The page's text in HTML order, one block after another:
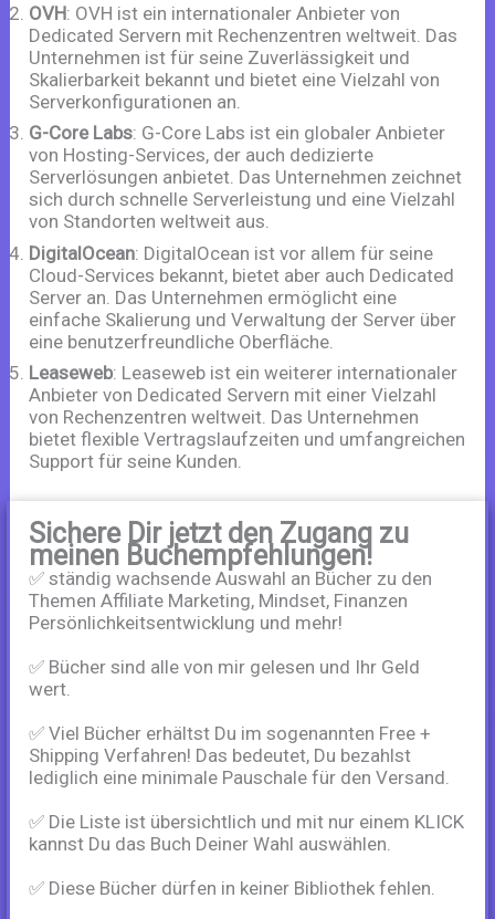
OVH: OVH ist ein internationaler Anbieter von
Dedicated Servern mit Rechenzentren weltweit. Das
Unternehmen ist für seine Zuverlässigkeit und
Skalierbarkeit bekannt und bietet eine Vielzahl von
Serverkonfigurationen an.
G-Core Labs: G-Core Labs ist ein globaler Anbieter
von Hosting-Services, der auch dedizierte
Serverlösungen anbietet. Das Unternehmen zeichnet
sich durch schnelle Serverleistung und eine Vielzahl
von Standorten weltweit aus.
DigitalOcean: DigitalOcean ist vor allem für seine
Cloud-Services bekannt, bietet aber auch Dedicated
Server an. Das Unternehmen ermöglicht eine
einfache Skalierung und Verwaltung der Server über
eine benutzerfreundliche Oberfläche.
Leaseweb: Leaseweb ist ein weiterer internationaler
Anbieter von Dedicated Servern mit einer Vielzahl
von Rechenzentren weltweit. Das Unternehmen
bietet flexible Vertragslaufzeiten und umfangreichen
Support für seine Kunden.
Sichere Dir jetzt den Zugang zu
meinen Buchempfehlungen!
✅ ständig wachsende Auswahl an Bücher zu den
Themen Affiliate Marketing, Mindset, Finanzen
Persönlichkeitsentwicklung und mehr!
✅ Bücher sind alle von mir gelesen und Ihr Geld
wert.
✅ Viel Bücher erhältst Du im sogenannten Free +
Shipping Verfahren! Das bedeutet, Du bezahlst
lediglich eine minimale Pauschale für den Versand.
✅ Die Liste ist übersichtlich und mit nur einem KLICK
kannst Du das Buch Deiner Wahl auswählen.
✅ Diese Bücher dürfen in keiner Bibliothek fehlen.